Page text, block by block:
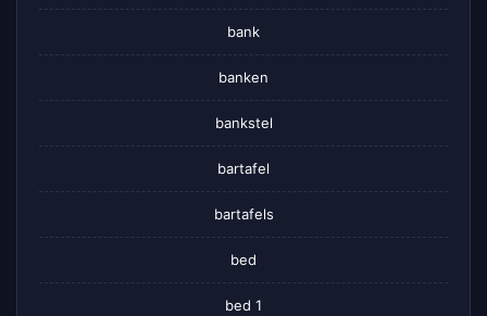
bank
banken
bankstel
bartafel
bartafels
bed
bed 1